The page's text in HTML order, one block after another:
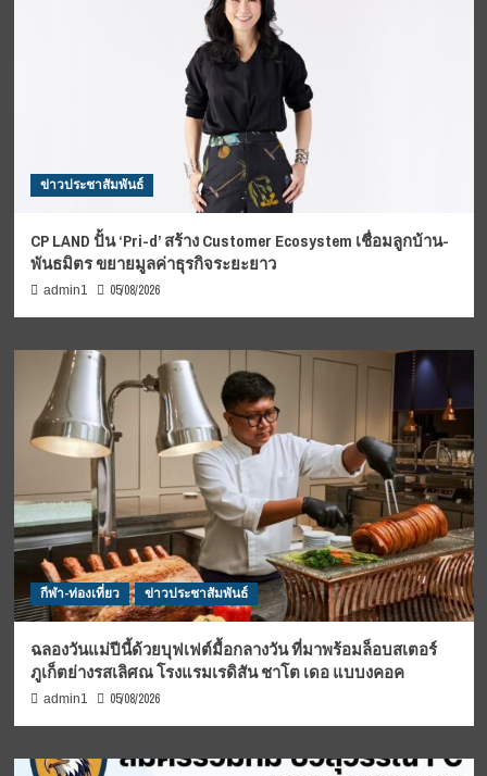
ข่าวประชาสัมพันธ์
CP LAND ปั้น ‘Pri-d’ สร้าง Customer Ecosystem เชื่อมลูกบ้าน-
พันธมิตร ขยายมูลค่าธุรกิจระยะยาว
admin1 05/08/2026
กีฬา-ท่องเที่ยว ข่าวประชาสัมพันธ์
ฉลองวันแม่ปีนี้ด้วยบุฟเฟต์มื้อกลางวัน ที่มาพร้อมล็อบสเตอร์
ภูเก็ตย่างรสเลิศณ โรงแรมเรดิสัน ชาโต เดอ แบบงคอค
admin1 05/08/2026